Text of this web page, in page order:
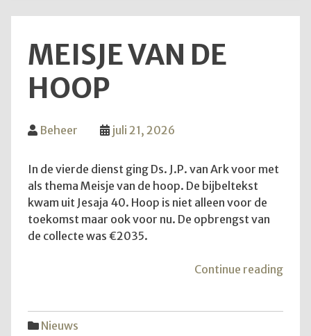
MEISJE VAN DE
HOOP
Beheer juli 21, 2026
In de vierde dienst ging Ds. J.P. van Ark voor met
als thema Meisje van de hoop. De bijbeltekst
kwam uit Jesaja 40. Hoop is niet alleen voor de
toekomst maar ook voor nu. De opbrengst van
de collecte was €2035.
Continue reading
Nieuws